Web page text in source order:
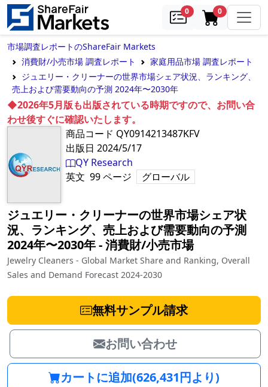
0samples0in cart
市場調査レポートのShareFair Markets
消費財/小売市場 調査レポート
家庭用品市場 調査レポート
ジュエリー・クリーナーの世界市場シェア状況、ランキング、
売上および需要動向の予測 2024年〜2030年
◆2026年5月版も出版されている時期ですので、お問い合
わせ後すぐに確認いたします。
商品コード QY0914213487KFV
出版日 2024/5/17
QY Research
英文 99ページ グローバル
ジュエリー・クリーナーの世界市場シェア状
況、ランキング、売上および需要動向の予測
2024年〜2030年‐消費財/小売市場
Jewelry Cleaners - Global Market Share and Ranking, Overall
Sales and Demand Forecast 2024-2030
無料サンプル請求
お問い合わせ
カートに追加(626,431円より)